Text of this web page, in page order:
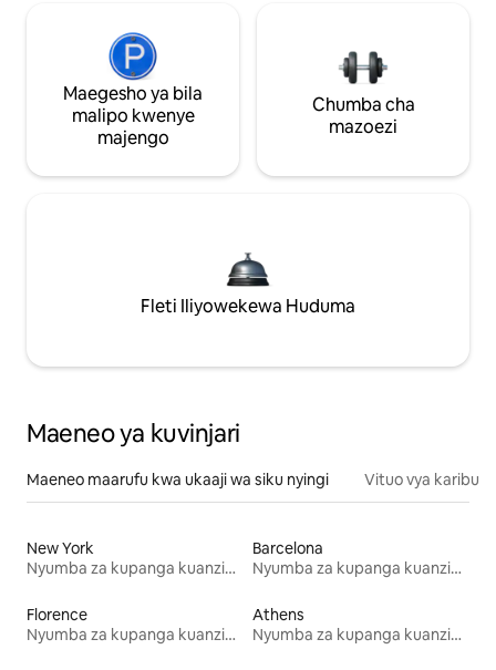
Maegesho ya bila
malipo kwenye
majengo
Chumba cha
mazoezi
Fleti Iliyowekewa Huduma
Maeneo ya kuvinjari
Maeneo maarufu kwa ukaaji wa siku nyingi Vituo vya karibu
New York
Nyumba za kupanga kuanzia mwezi mmoja
Barcelona
Nyumba za kupanga kuanzia mwezi mmoja
Florence
Nyumba za kupanga kuanzia mwezi mmoja
Athens
Nyumba za kupanga kuanzia mwezi mmoja